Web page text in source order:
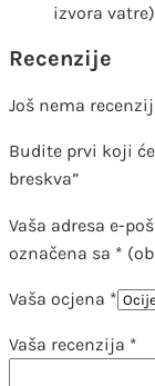
izvora vatre)
Recenzije
Još nema
Budite prvi koji
breskva”
Vaša adresa e-
označena sa *
Vaša ocjena *
Vaša recenzija *